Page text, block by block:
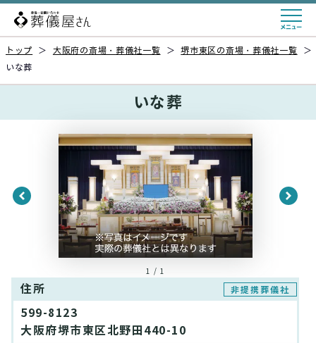
トップ ＞ 大阪府の斎場・葬儀社一覧 ＞ 堺市東区の斎場・葬儀社一覧
＞
いな葬
いな葬
1 / 1
住所 非提携葬儀社
599-8123
大阪府堺市東区北野田440-10